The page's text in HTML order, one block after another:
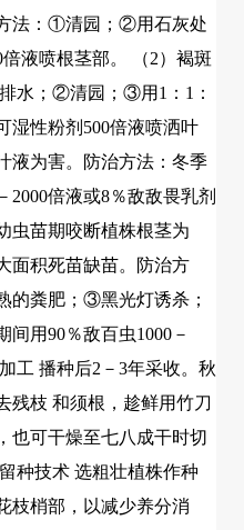
法：①清园；②用石灰处
液喷根茎部。 （2）褐斑
水；②清园；③用1：1：
湿性粉剂500倍液喷洒叶
液为害。防治方法：冬季
2000倍液或8％敌敌畏乳剂
虫苗期咬断植株根茎为
面积死苗缺苗。防治方
粪肥；③黑光灯诱杀；
用90％敌百虫1000－
工 播种后2－3年采收。秋
残枝 和须根，趁鲜用竹刀
也可干燥至七八成干时切
种技术 选粗壮植株作种
枝梢部，以减少养分消